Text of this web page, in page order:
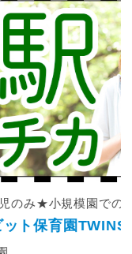
は年3回程度
仕事です♪